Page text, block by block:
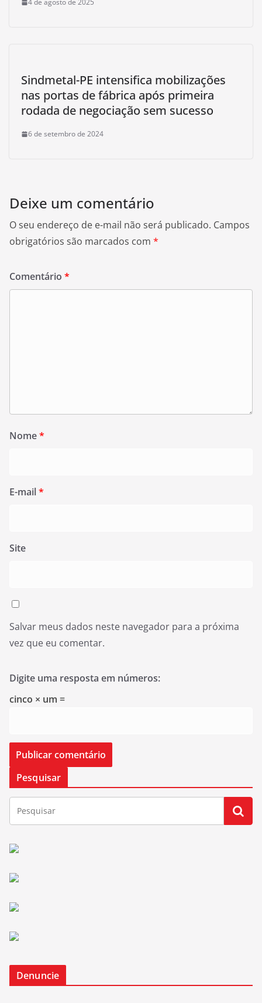
4 de agosto de 2025
Sindmetal-PE intensifica mobilizações
nas portas de fábrica após primeira
rodada de negociação sem sucesso
6 de setembro de 2024
Deixe um comentário
O seu endereço de e-mail não será publicado. Campos
obrigatórios são marcados com *
Comentário *
Nome*
E-mail*
Site
Salvar meus dados neste navegador para a próxima
vez que eu comentar.
Digite uma resposta em números:
cinco × um =
Pesquisar
Denuncie